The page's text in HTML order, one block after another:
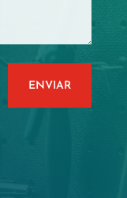
ENVIAR